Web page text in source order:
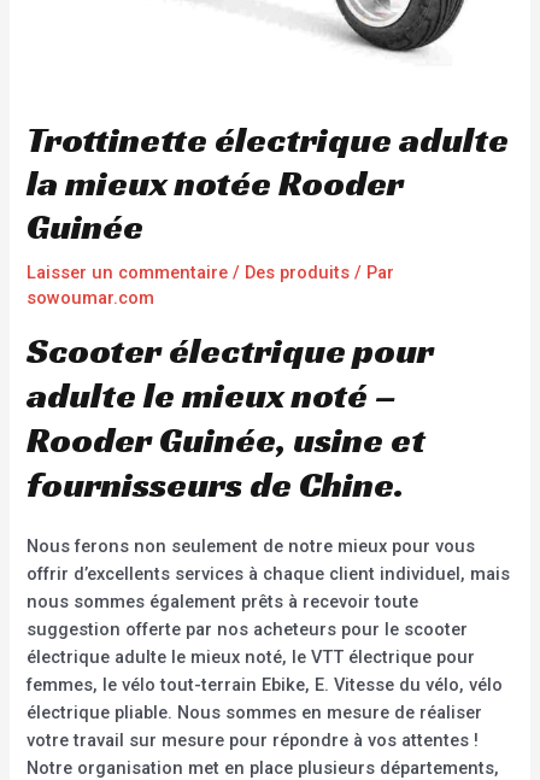
Trottinette électrique adulte
la mieux notée Rooder
Guinée
Laisser un commentaire / Des produits / Par
sowoumar.com
Scooter électrique pour
adulte le mieux noté –
Rooder Guinée, usine et
fournisseurs de Chine.
Nous ferons non seulement de notre mieux pour vous
offrir d’excellents services à chaque client individuel, mais
nous sommes également prêts à recevoir toute
suggestion offerte par nos acheteurs pour le scooter
électrique adulte le mieux noté, le VTT électrique pour
femmes, le vélo tout-terrain Ebike, E. Vitesse du vélo, vélo
électrique pliable. Nous sommes en mesure de réaliser
votre travail sur mesure pour répondre à vos attentes !
Notre organisation met en place plusieurs départements,